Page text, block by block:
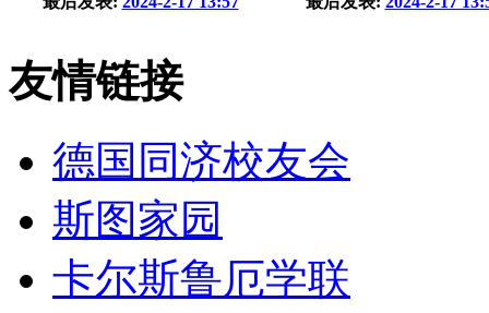
友情链接
德国同济校友会
斯图家园
卡尔斯鲁厄学联